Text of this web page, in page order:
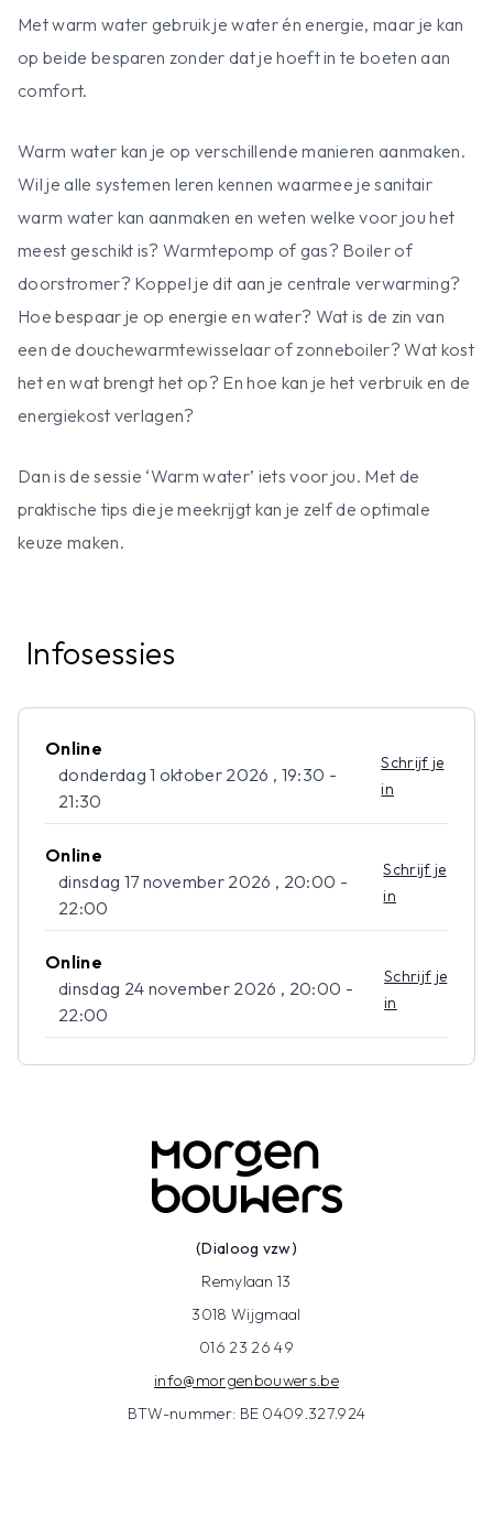
Met warm water gebruik je water én energie, maar je kan
op beide besparen zonder dat je hoeft in te boeten aan
comfort.
Warm water kan je op verschillende manieren aanmaken.
Wil je alle systemen leren kennen waarmee je sanitair
warm water kan aanmaken en weten welke voor jou het
meest geschikt is? Warmtepomp of gas? Boiler of
doorstromer? Koppel je dit aan je centrale verwarming?
Hoe bespaar je op energie en water? Wat is de zin van
een de douchewarmtewisselaar of zonneboiler? Wat kost
het en wat brengt het op? En hoe kan je het verbruik en de
energiekost verlagen?
Dan is de sessie ‘Warm water’ iets voor jou. Met de
praktische tips die je meekrijgt kan je zelf de optimale
keuze maken.
Infosessies
Online
donderdag 1 oktober 2026 , 19:30 -
21:30
Schrijf je
in
Online
dinsdag 17 november 2026 , 20:00 -
22:00
Schrijf je
in
Online
dinsdag 24 november 2026 , 20:00 -
22:00
Schrijf je
in
(Dialoog vzw)
Remylaan 13
3018 Wijgmaal
016 23 26 49
info@morgenbouwers.be
BTW-nummer: BE 0409.327.924